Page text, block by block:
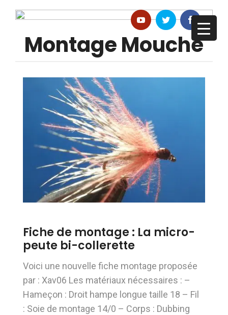
Montage Mouche
Fiche de montage : La micro-
peute bi-collerette
Voici une nouvelle fiche montage proposée
par : Xav06 Les matériaux nécessaires : –
Hameçon : Droit hampe longue taille 18 – Fil
: Soie de montage 14/0 – Corps : Dubbing